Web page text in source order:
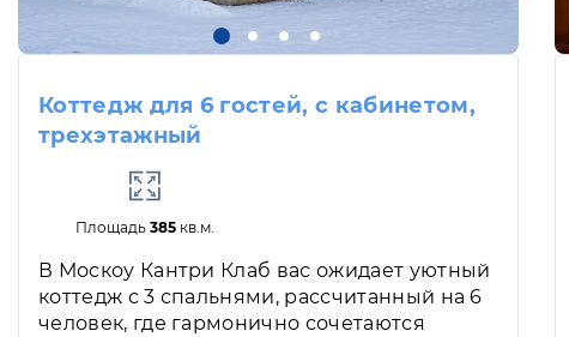
Коттедж для 6 гостей, с кабинетом,
трехэтажный
Площадь 385кв.м.
В Москоу Кантри Клаб вас ожидает уютный
коттедж с 3 спальнями, рассчитанный на 6
человек, где гармонично сочетаются